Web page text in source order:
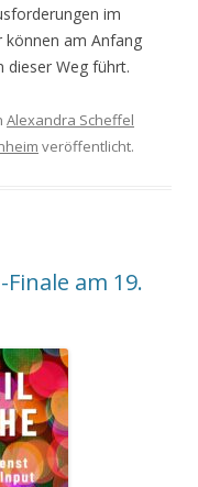
im
können am Anfang
dieser Weg führt.
Alexandra Scheffel
veröffentlicht.
am 19.